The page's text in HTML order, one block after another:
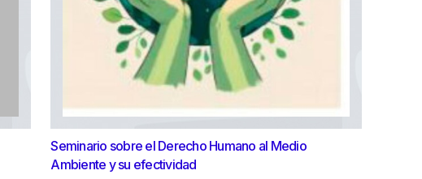
Seminario sobre el Derecho Humano al Medio
Ambiente y su efectividad